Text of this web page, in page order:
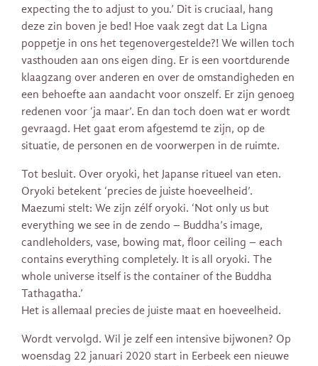
expecting the to adjust to you.’ Dit is cruciaal, hang
deze zin boven je bed! Hoe vaak zegt dat La Ligna
poppetje in ons het tegenovergestelde?! We willen toch
vasthouden aan ons eigen ding. Er is een voortdurende
klaagzang over anderen en over de omstandigheden en
een behoefte aan aandacht voor onszelf. Er zijn genoeg
redenen voor ‘ja maar’. En dan toch doen wat er wordt
gevraagd. Het gaat erom afgestemd te zijn, op de
situatie, de personen en de voorwerpen in de ruimte.
Tot besluit. Over oryoki, het Japanse ritueel van eten.
Oryoki betekent ‘precies de juiste hoeveelheid’.
Maezumi stelt: We zijn zélf oryoki. ‘Not only us but
everything we see in de zendo – Buddha’s image,
candleholders, vase, bowing mat, floor ceiling – each
contains everything completely. It is all oryoki. The
whole universe itself is the container of the Buddha
Tathagatha.’
Het is allemaal precies de juiste maat en hoeveelheid.
Wordt vervolgd. Wil je zelf een intensive bijwonen? Op
woensdag 22 januari 2020 start in Eerbeek een nieuwe